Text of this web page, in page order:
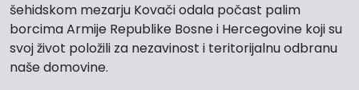
šehidskom mezarju Kovači odala počast palim
borcima Armije Republike Bosne i Hercegovine koji su
svoj život položili za nezavinost i teritorijalnu odbranu
naše domovine.